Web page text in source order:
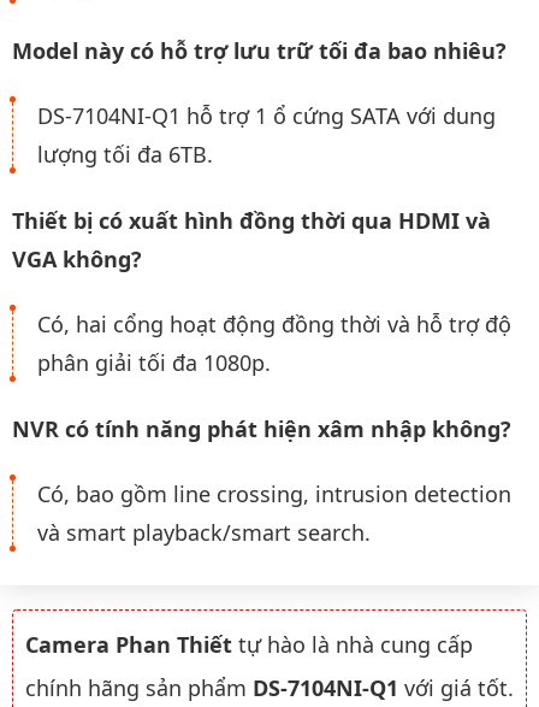
Model này có hỗ trợ lưu trữ tối đa bao nhiêu?
DS-7104NI-Q1 hỗ trợ 1 ổ cứng SATA với dung
lượng tối đa 6TB.
Thiết bị có xuất hình đồng thời qua HDMI và
VGA không?
Có, hai cổng hoạt động đồng thời và hỗ trợ độ
phân giải tối đa 1080p.
NVR có tính năng phát hiện xâm nhập không?
Có, bao gồm line crossing, intrusion detection
và smart playback/smart search.
Camera Phan Thiết tự hào là nhà cung cấp
chính hãng sản phẩm DS-7104NI-Q1 với giá tốt.